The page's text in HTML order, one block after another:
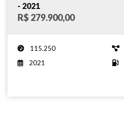
- 2021
R$ 279.900,00
115.250
2021